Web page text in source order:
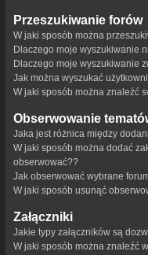
Przeszukiwanie forów
W jaki sposób można
Dlaczego moje wyszukiwanie
Dlaczego moje wyszukiwanie
Jak można wyszukać
W jaki sposób można znaleźć
Obserwowanie
Jaka jest różnica między
W jaki sposób można dodać
obserwować??
Jak obserwować wybrane
W jaki sposób usunąć
Załączniki
Jakie typy załączników są
W jaki sposób można znaleźć